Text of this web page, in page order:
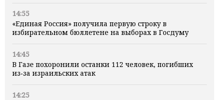
14:55
«Единая Россия» получила первую строку в
избирательном бюллетене на выборах в Госдуму
14:45
В Газе похоронили останки 112 человек, погибших
из‑за израильских атак
14:25